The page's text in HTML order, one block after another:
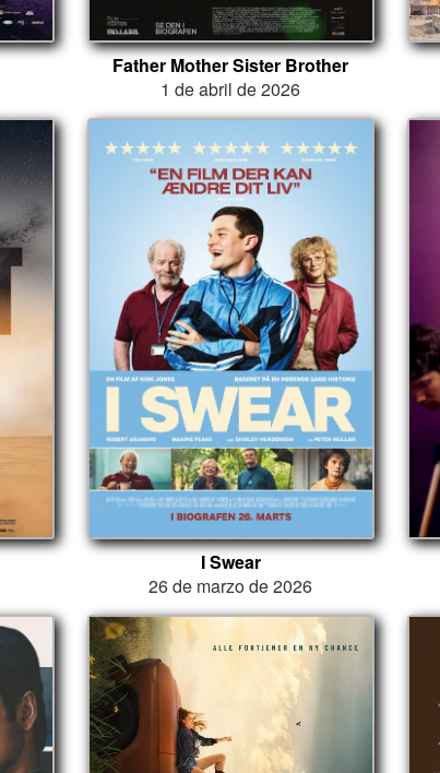
Father Mother Sister Brother
1 de abril de 2026
I Swear
26 de marzo de 2026